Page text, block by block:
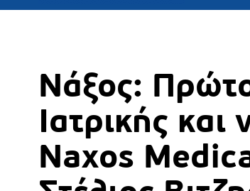
Νάξος:
Ιατρικής
Naxos